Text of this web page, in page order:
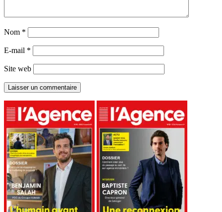
Nom *
E-mail *
Site web